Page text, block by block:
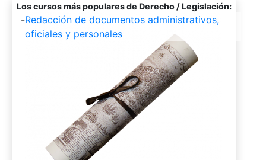
Los cursos más populares de Derecho / Legislación:
-Redacción de documentos administrativos,
oficiales y personales